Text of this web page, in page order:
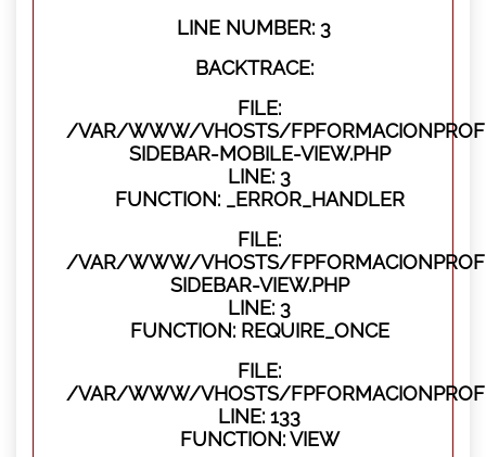
LINE NUMBER: 3
BACKTRACE:
FILE:
/VAR/WWW/VHOSTS/
SIDEBAR-MOBILE-VIEW.PHP
LINE: 3
FUNCTION: _ERROR_HANDLER
FILE:
/VAR/WWW/VHOSTS/
SIDEBAR-VIEW.PHP
LINE: 3
FUNCTION: REQUIRE_ONCE
FILE:
/VAR/WWW/VHOSTS/
LINE: 133
FUNCTION: VIEW